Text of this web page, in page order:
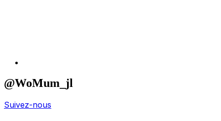
@WoMum_jl
Suivez-nous